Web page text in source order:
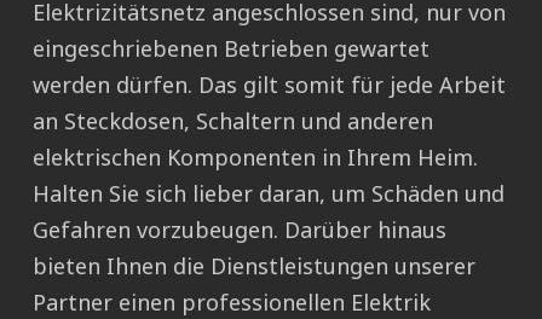
Elektrizitätsnetz angeschlossen sind, nur von
eingeschriebenen Betrieben gewartet
werden dürfen. Das gilt somit für jede Arbeit
an Steckdosen, Schaltern und anderen
elektrischen Komponenten in Ihrem Heim.
Halten Sie sich lieber daran, um Schäden und
Gefahren vorzubeugen. Darüber hinaus
bieten Ihnen die Dienstleistungen unserer
Partner einen professionellen Elektrik